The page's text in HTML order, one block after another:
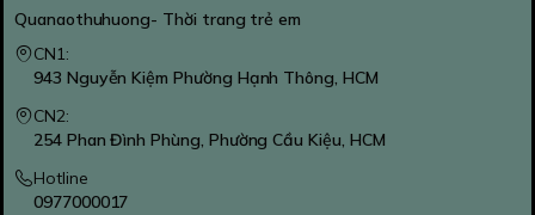
Quanaothuhuong- Thời trang trẻ em
CN1:
943 Nguyễn Kiệm Phường Hạnh Thông, HCM
CN2:
254 Phan Đình Phùng, Phường Cầu Kiệu, HCM
Hotline
0977000017